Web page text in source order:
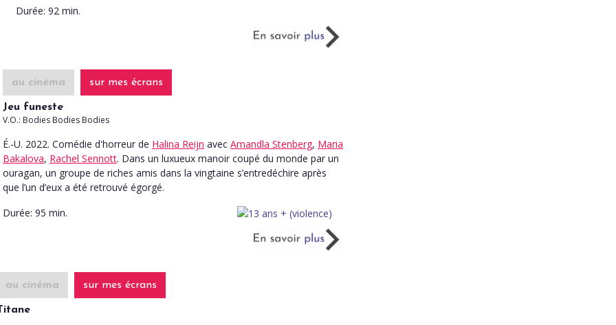
Durée: 92 min.
au cinéma sur mes écrans
Jeu funeste
V.O.: Bodies Bodies Bodies
É.-U. 2022. Comédie d'horreur de Halina Reijn avec Amandla Stenberg, Maria
Bakalova, Rachel Sennott. Dans un luxueux manoir coupé du monde par un
ouragan, un groupe de riches amis dans la vingtaine s’entredéchire après
que l’un d’eux a été retrouvé égorgé.
Durée: 95 min.
au cinéma sur mes écrans